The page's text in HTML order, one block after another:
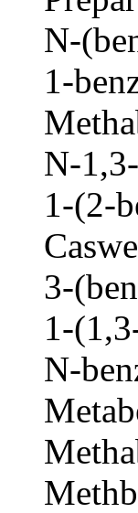
N-
1-
N-
1-(2-
3-
1-
N-